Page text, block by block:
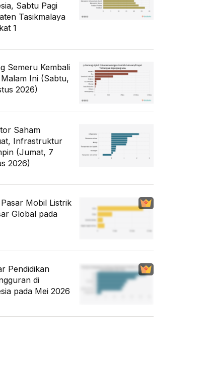
Sabtu Pagi
Tasikmalaya
1
Semeru Kembali
Ini (Sabtu,
2026)
Saham
Infrastruktur
(Jumat, 7
2026)
Mobil Listrik
Global pada
Pendidikan
di
pada Mei 2026